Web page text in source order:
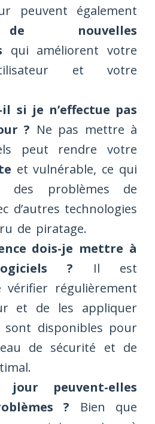
peuvent également
de nouvelles
qui améliorent votre
et votre
il si je n’effectue pas
? Ne pas mettre à
peut rendre votre
et vulnérable, ce qui
des problèmes de
d’autres technologies
de piratage.
dois-je mettre à
? Il est
vérifier régulièrement
et de les appliquer
sont disponibles pour
de sécurité et de
peuvent-elles
? Bien que